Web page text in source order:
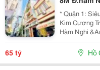
Triều -
4,5M*19M-
* Quận 1:
Kim Cương
Hàm Nghi
Hẻm Xe Hơi
65 tỷ Hồ